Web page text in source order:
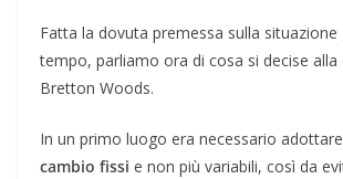
Fatta la dovuta premessa sulla situazione
tempo, parliamo ora di cosa si decise alla
Bretton Woods.
In un primo luogo era necessario
cambio fissi e non più variabili, così da